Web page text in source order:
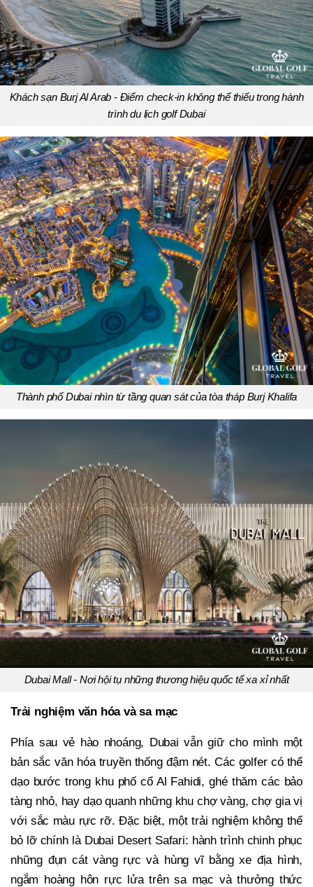
Khách sạn Burj Al Arab - Điểm check-in không thể thiếu trong hành
trình du lịch golf Dubai
Thành phố Dubai nhìn từ tầng quan sát của tòa tháp Burj Khalifa
Dubai Mall - Nơi hội tụ những thương hiệu quốc tế xa xỉ nhất
Trải nghiệm văn hóa và sa mạc
Phía sau vẻ hào nhoáng, Dubai vẫn giữ cho mình một
bản sắc văn hóa truyền thống đậm nét. Các golfer có thể
dạo bước trong khu phố cổ Al Fahidi, ghé thăm các bảo
tàng nhỏ, hay dạo quanh những khu chợ vàng, chợ gia vị
với sắc màu rực rỡ. Đặc biệt, một trải nghiệm không thể
bỏ lỡ chính là Dubai Desert Safari: hành trình chinh phục
những đụn cát vàng rực và hùng vĩ bằng xe địa hình,
ngắm hoàng hôn rực lửa trên sa mạc và thưởng thức